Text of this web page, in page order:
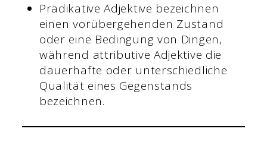
Prädikative Adjektive bezeichnen
einen vorübergehenden Zustand
oder eine Bedingung von Dingen,
während attributive Adjektive die
dauerhafte oder unterschiedliche
Qualität eines Gegenstands
bezeichnen.